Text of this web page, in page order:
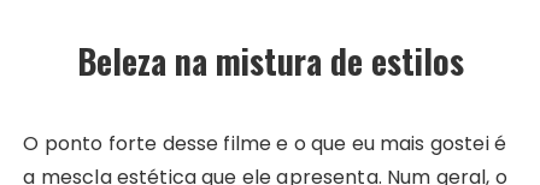
Beleza na mistura de estilos
O ponto forte desse filme e o que eu mais gostei é
a mescla estética que ele apresenta. Num geral, o